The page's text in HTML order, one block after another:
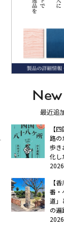
最近追
【
路の
歩き
化し
【
番・
道」
の遍